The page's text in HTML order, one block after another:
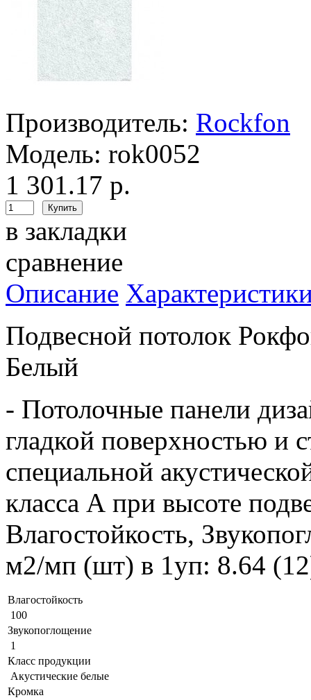
Производитель: Rockfon
Модель: rok0052
1 301.17 р.
в закладки
сравнение
Описание
Подвесной потолок
Белый
- Потолочные панели
гладкой поверхностью и
специальной
класса А при высоте
Влагостойкость,
м2/мп (шт) в 1уп: 8.64
Влагостойкость
100
Звукопоглощение
1
Класс продукции
Акустические белые
Кромка